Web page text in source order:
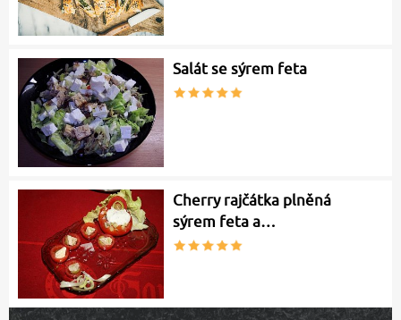
Salát se sýrem feta
Cherry rajčátka plněná
sýrem feta a…